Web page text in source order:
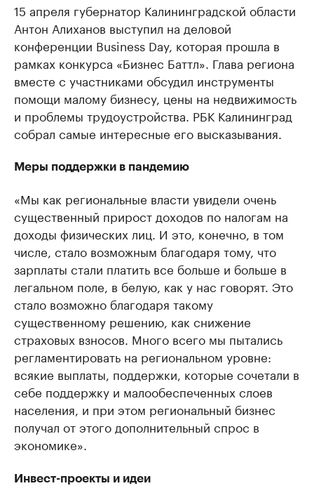
15 апреля губернатор Калининградской области
Антон Алиханов выступил на деловой
конференции Business Day, которая прошла в
рамках конкурса «Бизнес Баттл». Глава региона
вместе с участниками обсудил инструменты
помощи малому бизнесу, цены на недвижимость
и проблемы трудоустройства. РБК Калининград
собрал самые интересные его высказывания.
Меры поддержки в пандемию
«Мы как региональные власти увидели очень
существенный прирост доходов по налогам на
доходы физических лиц. И это, конечно, в том
числе, стало возможным благодаря тому, что
зарплаты стали платить все больше и больше в
легальном поле, в белую, как у нас говорят. Это
стало возможно благодаря такому
существенному решению, как снижение
страховых взносов. Много всего мы пытались
регламентировать на региональном уровне:
всякие выплаты, поддержки, которые сочетали в
себе поддержку и малообеспеченных слоев
населения, и при этом региональный бизнес
получал от этого дополнительный спрос в
экономике».
Инвест-проекты и идеи